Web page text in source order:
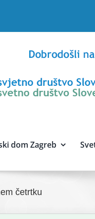
dom Zagreb
četrtku